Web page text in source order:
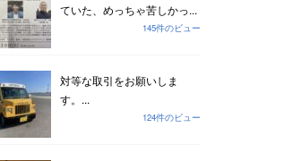
ていた、めっちゃ苦しかっ...
145件のビュー
対等な取引をお願いしま
す。...
124件のビュー